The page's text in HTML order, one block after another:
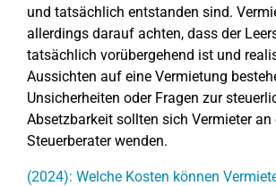
und tatsächlich entstanden sind.
allerdings darauf achten, dass der
tatsächlich vorübergehend ist und
Aussichten auf eine Vermietung
Unsicherheiten oder Fragen zur
Absetzbarkeit sollten sich Vermieter an
Steuerberater wenden.
(2024): Welche Kosten können